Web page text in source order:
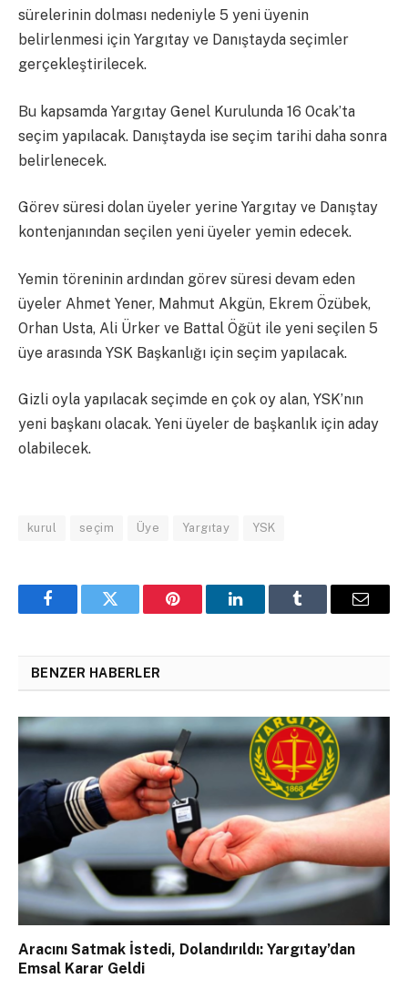
sürelerinin dolması nedeniyle 5 yeni üyenin
belirlenmesi için Yargıtay ve Danıştayda seçimler
gerçekleştirilecek.
Bu kapsamda Yargıtay Genel Kurulunda 16 Ocak’ta
seçim yapılacak. Danıştayda ise seçim tarihi daha sonra
belirlenecek.
Görev süresi dolan üyeler yerine Yargıtay ve Danıştay
kontenjanından seçilen yeni üyeler yemin edecek.
Yemin töreninin ardından görev süresi devam eden
üyeler Ahmet Yener, Mahmut Akgün, Ekrem Özübek,
Orhan Usta, Ali Ürker ve Battal Öğüt ile yeni seçilen 5
üye arasında YSK Başkanlığı için seçim yapılacak.
Gizli oyla yapılacak seçimde en çok oy alan, YSK’nın
yeni başkanı olacak. Yeni üyeler de başkanlık için aday
olabilecek.
kurul seçim Üye Yargıtay YSK
FacebookTwitter Pinterest LinkedInTumblr Email
BENZER HABERLER
Aracını Satmak İstedi, Dolandırıldı: Yargıtay’dan
Emsal Karar Geldi